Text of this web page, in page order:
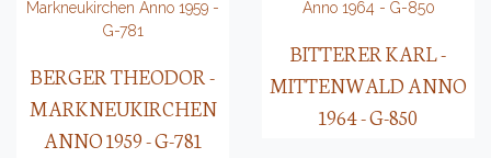
BERGER THEODOR -
MARKNEUKIRCHEN
ANNO 1959 - G-781
BITTERER KARL -
MITTENWALD ANNO
1964 - G-850